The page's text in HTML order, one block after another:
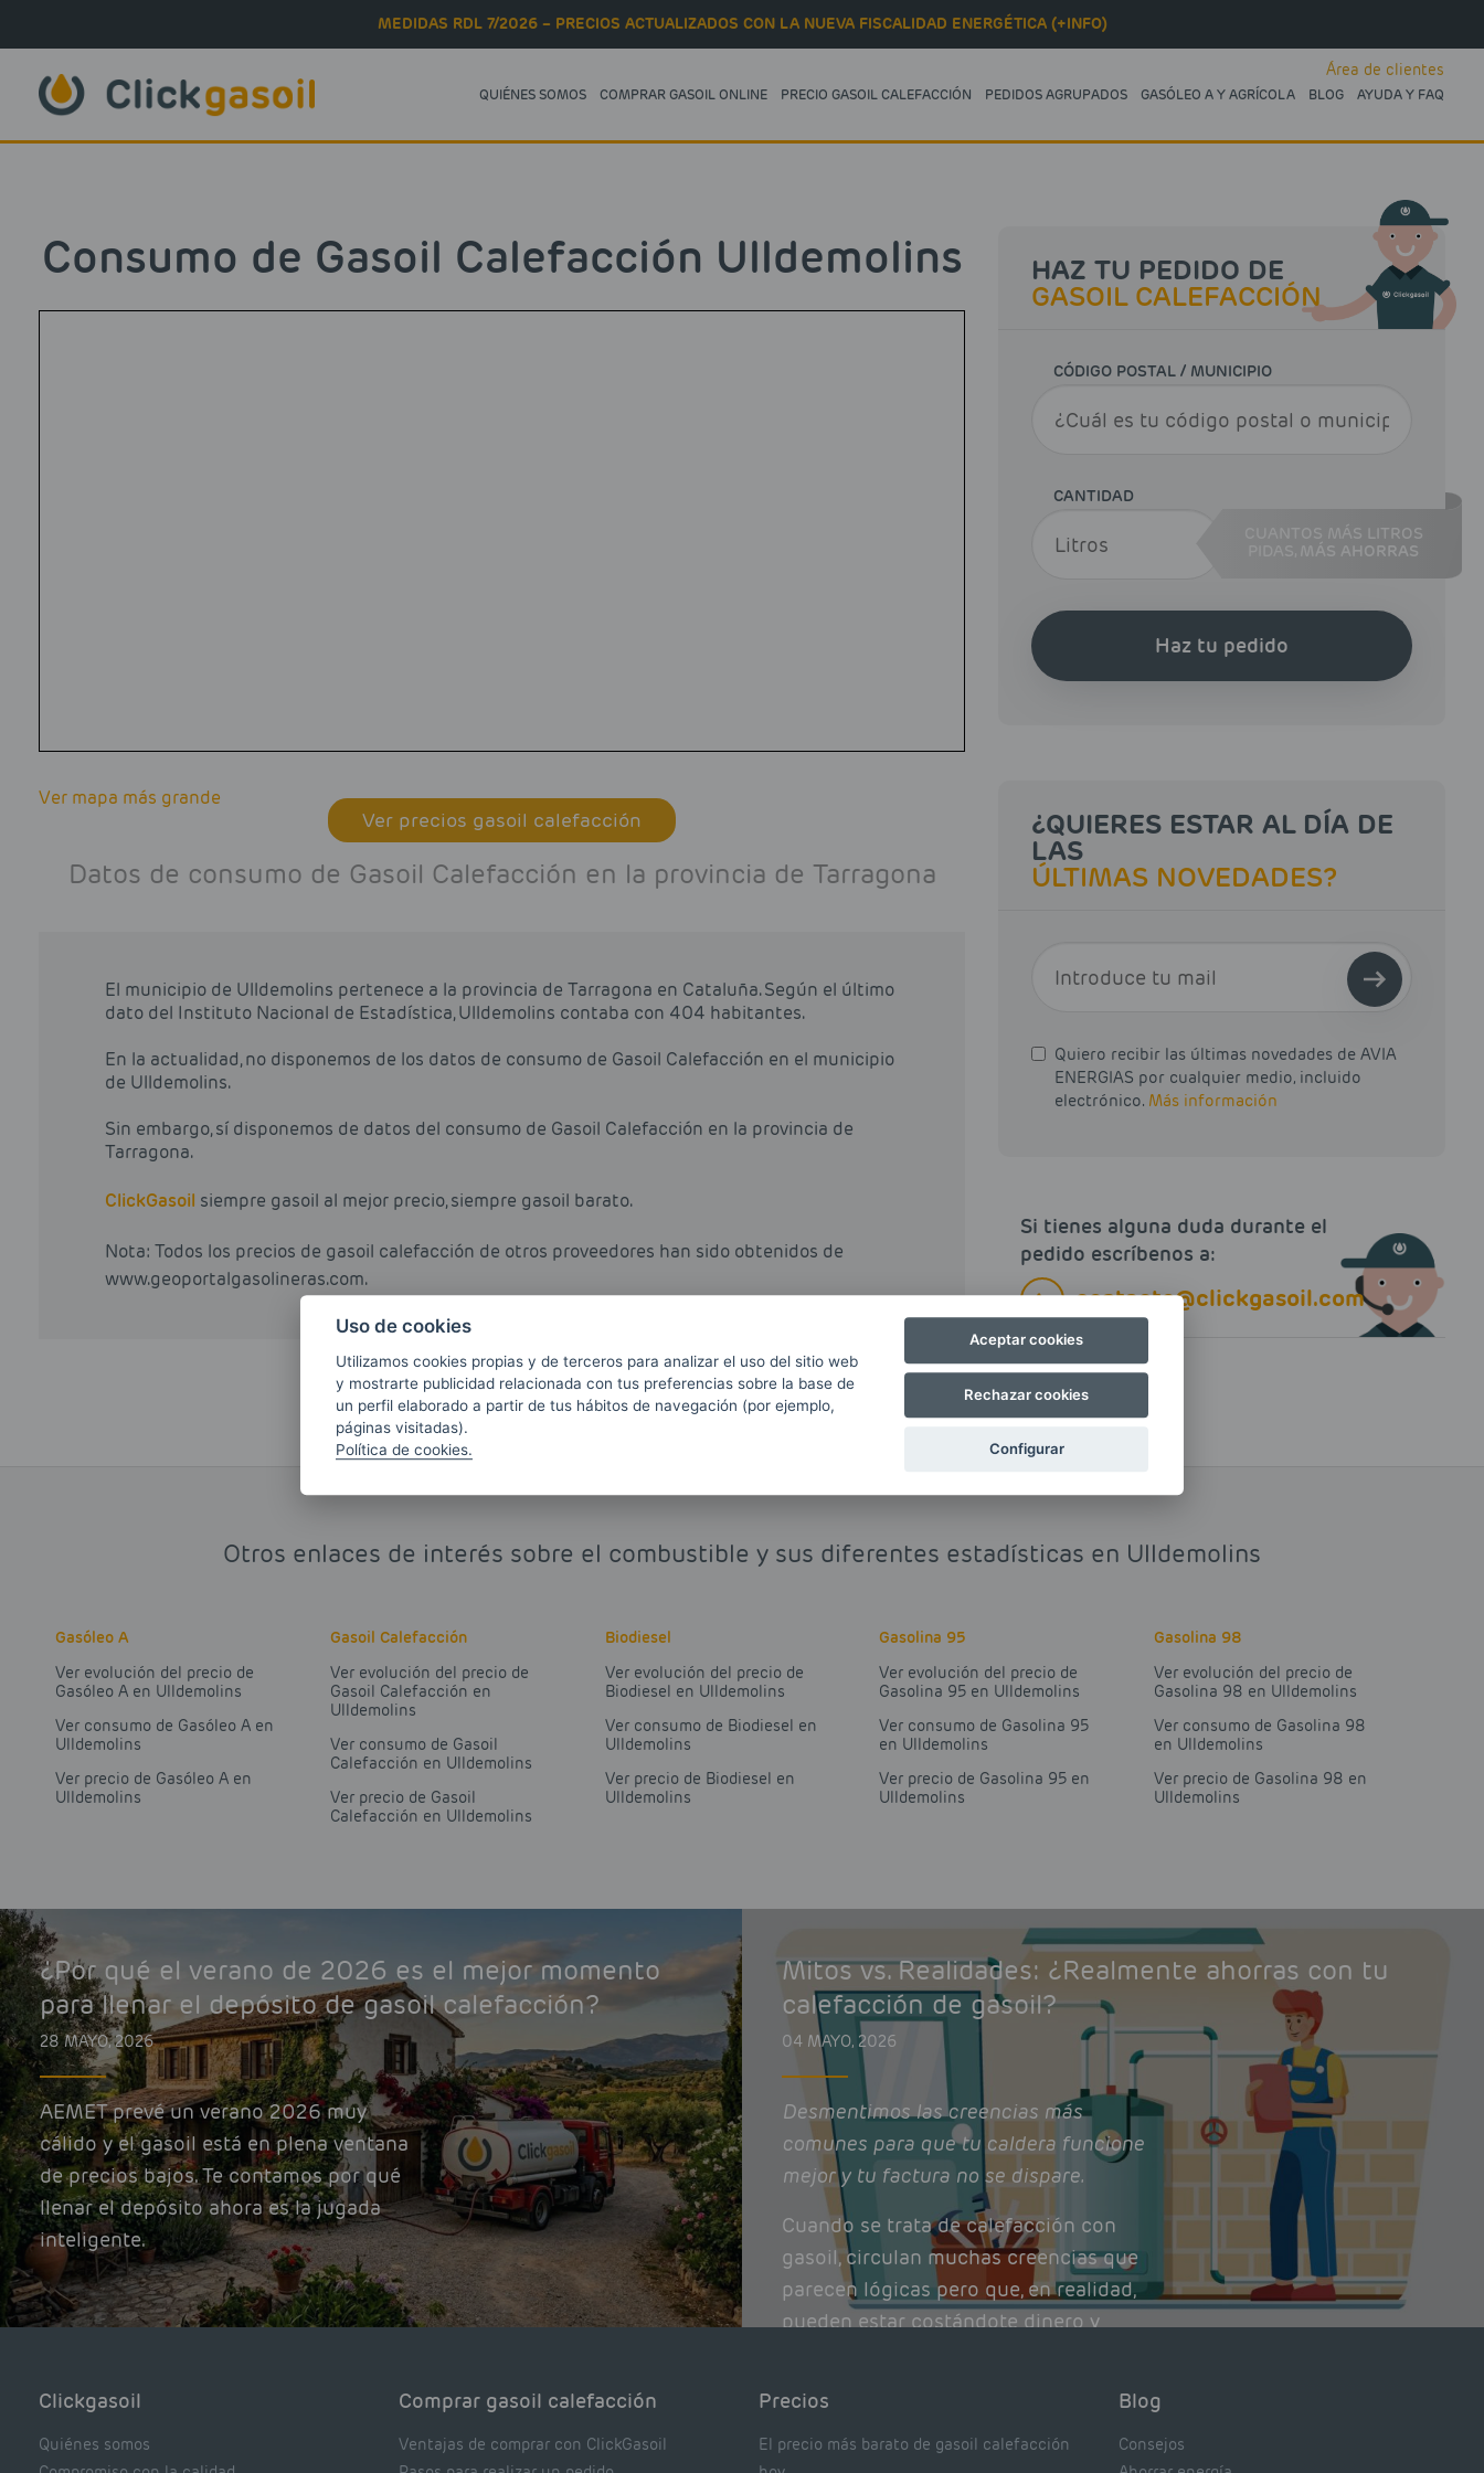
MEDIDAS RDL 7/2026 – PRECIOS ACTUALIZADOS CON LA NUEVA FISCALIDAD ENERGÉTICA (+INFO)
QUIÉNES SOMOS COMPRAR GASOIL ONLINE PRECIO GASOIL CALEFACCIÓN PEDIDOS AGRUPADOS GASÓLEO A Y AGRÍCOLA BLOG AYUDA Y FAQ
Área de clientes
Consumo de Gasoil Calefacción Ulldemolins
Ver mapa más grande
Ver precios gasoil calefacción
Datos de consumo de Gasoil Calefacción en la provincia de Tarragona
El municipio de Ulldemolins pertenece a la provincia de Tarragona en Cataluña. Según el último
dato del Instituto Nacional de Estadística, Ulldemolins contaba con 404 habitantes.
En la actualidad, no disponemos de los datos de consumo de Gasoil Calefacción en el municipio
de Ulldemolins.
Sin embargo, sí disponemos de datos del consumo de Gasoil Calefacción en la provincia de
Tarragona.
ClickGasoil siempre gasoil al mejor precio, siempre gasoil barato.
Nota: Todos los precios de gasoil calefacción de otros proveedores han sido obtenidos de
www.geoportalgasolineras.com.
HAZ TU PEDIDO DE
GASOIL CALEFACCIÓN
CÓDIGO POSTAL / MUNICIPIO
CANTIDAD
CUANTOS MÁS LITROS
MÁS AHORRAS
Haz tu pedido
¿QUIERES ESTAR AL DÍA DE
LAS
ÚLTIMAS NOVEDADES?
Quiero recibir las últimas novedades de AVIA
ENERGIAS por cualquier medio, incluido
electrónico. Más información
Si tienes alguna duda durante el
pedido escríbenos a:
contacto@clickgasoil.com
Otros enlaces de interés sobre el combustible y sus diferentes estadísticas en Ulldemolins
Gasóleo A
Ver evolución del precio de
Gasóleo A en Ulldemolins
Ver consumo de Gasóleo A en
Ulldemolins
Ver precio de Gasóleo A en
Ulldemolins
Gasoil Calefacción
Ver evolución del precio de
Gasoil Calefacción en
Ulldemolins
Ver consumo de Gasoil
Calefacción en Ulldemolins
Ver precio de Gasoil
Calefacción en Ulldemolins
Biodiesel
Ver evolución del precio de
Biodiesel en Ulldemolins
Ver consumo de Biodiesel en
Ulldemolins
Ver precio de Biodiesel en
Ulldemolins
Gasolina 95
Ver evolución del precio de
Gasolina 95 en Ulldemolins
Ver consumo de Gasolina 95
en Ulldemolins
Ver precio de Gasolina 95 en
Ulldemolins
Gasolina 98
Ver evolución del precio de
Gasolina 98 en Ulldemolins
Ver consumo de Gasolina 98
en Ulldemolins
Ver precio de Gasolina 98 en
Ulldemolins
¿Por qué el verano de 2026 es el mejor momento
para llenar el depósito de gasoil calefacción?
28 MAYO, 2026
AEMET prevé un verano 2026 muy
cálido y el gasoil está en plena ventana
de precios bajos. Te contamos por qué
llenar el depósito ahora es la jugada
inteligente.
Mitos vs. Realidades: ¿Realmente ahorras con tu
calefacción de gasoil?
04 MAYO, 2026
Desmentimos las creencias más
comunes para que tu caldera funcione
mejor y tu factura no se dispare.
Cuando se trata de calefacción con
gasoil, circulan muchas creencias que
parecen lógicas pero que, en realidad,
pueden estar costándote dinero y
Clickgasoil
Quiénes somos
Comprar gasoil calefacción
Ventajas de comprar con ClickGasoil
Precios
El precio más barato de gasoil calefacción
Blog
Consejos
Uso de cookies
Utilizamos cookies propias y de terceros para analizar el uso del sitio web
y mostrarte publicidad relacionada con tus preferencias sobre la base de
un perfil elaborado a partir de tus hábitos de navegación (por ejemplo,
páginas visitadas).
Política de cookies.
Aceptar cookies
Rechazar cookies
Configurar